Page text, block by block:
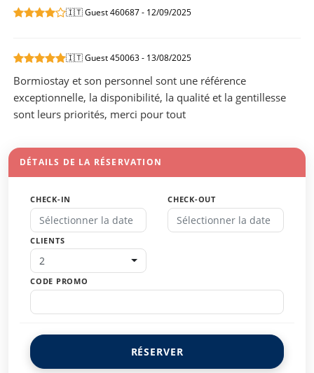
🇮🇹 Guest 460687 - 12/09/2025
🇮🇹 Guest 450063 - 13/08/2025
Bormiostay et son personnel sont une référence
exceptionnelle, la disponibilité, la qualité et la gentillesse
sont leurs priorités, merci pour tout
DÉTAILS DE LA RÉSERVATION
CHECK-IN CHECK-OUT
CLIENTS
2
CODE PROMO
RÉSERVER